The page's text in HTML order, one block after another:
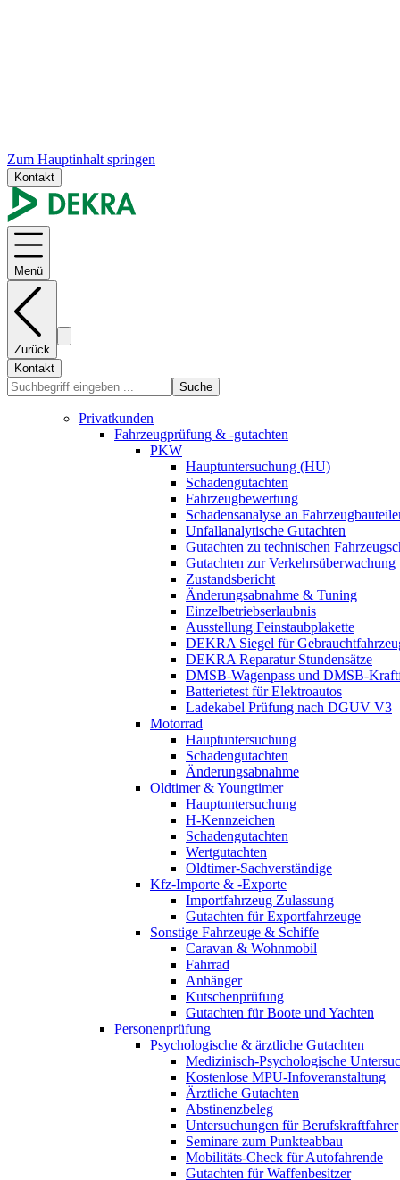
Zum Hauptinhalt springen
Kontakt
Menü
Zurück
Kontakt
Suche
Privatkunden
Fahrzeugprüfung & -gutachten
PKW
Hauptuntersuchung (HU)
Schadengutachten
Fahrzeugbewertung
Schadensanalyse an
Unfallanalytische Gutachten
Gutachten zu technischen
Gutachten zur Verkehrsüberwachung
Zustandsbericht
Änderungsabnahme & Tuning
Einzelbetriebserlaubnis
Ausstellung Feinstaubplakette
DEKRA Siegel für
DEKRA Reparatur Stundensätze
DMSB-Wagenpass und DMSB-
Batterietest für Elektroautos
Ladekabel Prüfung nach DGUV V3
Motorrad
Hauptuntersuchung
Schadengutachten
Änderungsabnahme
Oldtimer & Youngtimer
Hauptuntersuchung
H-Kennzeichen
Schadengutachten
Wertgutachten
Oldtimer-Sachverständige
Kfz-Importe & -Exporte
Importfahrzeug Zulassung
Gutachten für Exportfahrzeuge
Sonstige Fahrzeuge & Schiffe
Caravan & Wohnmobil
Fahrrad
Anhänger
Kutschenprüfung
Gutachten für Boote und Yachten
Personenprüfung
Psychologische & ärztliche Gutachten
Medizinisch-Psychologische
Kostenlose MPU-Infoveranstaltung
Ärztliche Gutachten
Abstinenzbeleg
Untersuchungen für Berufskraftfahrer
Seminare zum Punkteabbau
Mobilitäts-Check für Autofahrende
Gutachten für Waffenbesitzer